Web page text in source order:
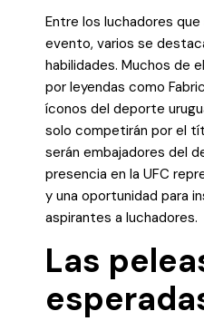
Entre los luchadores
evento, varios se
habilidades. Muchos de
por leyendas como
íconos del deporte
solo competirán por el
serán embajadores del
presencia en la UFC
y una oportunidad para
aspirantes a luchadores.
Las